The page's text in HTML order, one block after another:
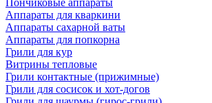
Пончиковые аппараты
Аппараты для кваркини
Аппараты сахарной ваты
Аппараты для попкорна
Грили для кур
Витрины тепловые
Грили контактные (прижимные)
Грили для сосисок и хот-догов